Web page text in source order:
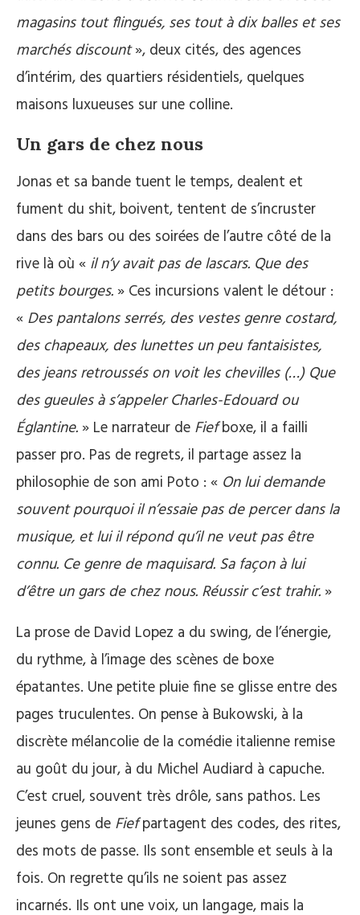
magasins tout flingués, ses tout à dix balles et ses
marchés discount», deux cités, des agences
d’intérim, des quartiers résidentiels, quelques
maisons luxueuses sur une colline.
Un gars de chez nous
Jonas et sa bande tuent le temps, dealent et
fument du shit, boivent, tentent de s’incruster
dans des bars ou des soirées de l’autre côté de la
rive là où « il n’y avait pas de lascars. Que des
petits bourges. » Ces incursions valent le détour :
« Des pantalons serrés, des vestes genre costard,
des chapeaux, des lunettes un peu fantaisistes,
des jeans retroussés on voit les chevilles (…) Que
des gueules à s’appeler Charles-Edouard ou
Églantine. » Le narrateur de Fiefboxe, il a failli
passer pro. Pas de regrets, il partage assez la
philosophie de son ami Poto : « On lui demande
souvent pourquoi il n’essaie pas de percer dans la
musique, et lui il répond qu’il ne veut pas être
connu. Ce genre de maquisard. Sa façon à lui
d’être un gars de chez nous. Réussir c’est trahir. »
La prose de David Lopez a du swing, de l’énergie,
du rythme, à l’image des scènes de boxe
épatantes. Une petite pluie fine se glisse entre des
pages truculentes. On pense à Bukowski, à la
discrète mélancolie de la comédie italienne remise
au goût du jour, à du Michel Audiard à capuche.
C’est cruel, souvent très drôle, sans pathos. Les
jeunes gens de Fiefpartagent des codes, des rites,
des mots de passe. Ils sont ensemble et seuls à la
fois. On regrette qu’ils ne soient pas assez
incarnés. Ils ont une voix, un langage, mais la